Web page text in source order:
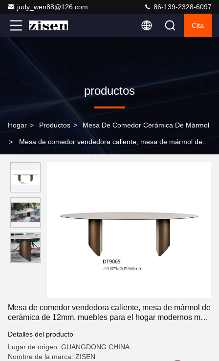
judy_wen88@126.com 86-139-2328-6097
Cita
productos
Hogar > Productos > Mesa De Comedor Cerámica De Mármol
> Mesa de comedor vendedora caliente, mesa de mármol de
baratos, juegos de mesa de comedor extensibles
Mesa de comedor vendedora caliente, mesa de mármol de
cerámica de 12mm, muebles para el hogar modernos más
Detalles del producto
Lugar de origen: GUANGDONG CHINA
Nombre de la marca: ZISEN